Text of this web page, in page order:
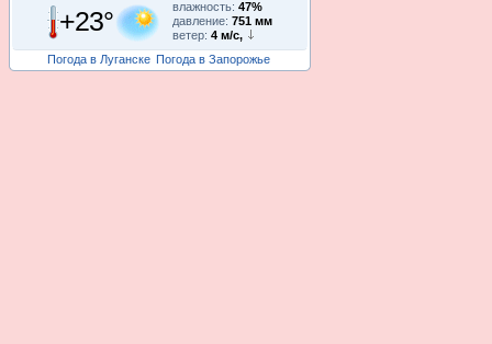
+23° влажность: 47%
давление: 751 мм
ветер: 4 м/с,
Погода в Луганске
Погода в Запорожье